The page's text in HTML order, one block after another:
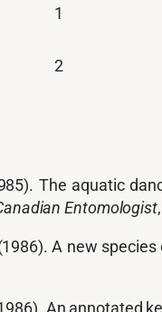
1
2
The aquatic
Entomologist,
A new